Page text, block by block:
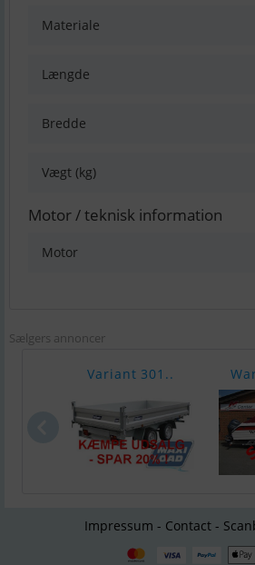
Materiale
Længde
Bredde
Vægt (kg)
Motor / teknisk information
Motor
Sælgers annoncer
Variant 301..
Impressum - Contact -